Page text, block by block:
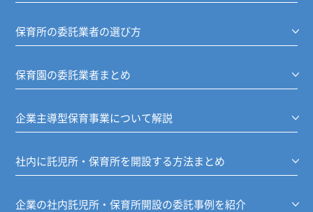
保育所の委託業者の選び方
保育園の委託業者まとめ
企業主導型保育事業について解説
社内に託児所・保育所を開設する方法まとめ
企業の社内託児所・保育所開設の委託事例を紹介